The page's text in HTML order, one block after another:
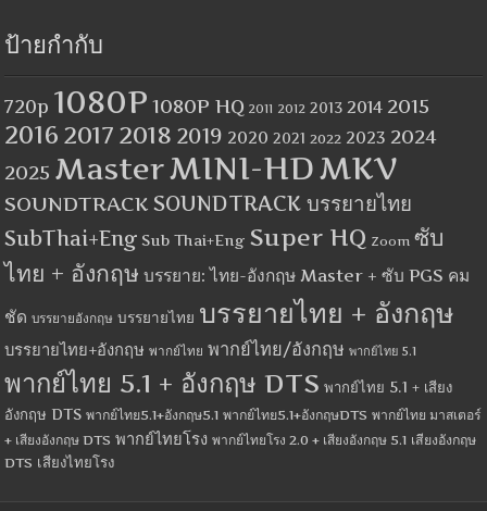
ป้ายกำกับ
720p 1080P 1080P HQ 2011 2012 2013 2014 2015
2016 2017 2018 2019 2020 2021 2022 2023 2024
2025 MasterMINI-HDMKV
SOUNDTRACK SOUNDTRACK บรรยายไทย
SubThai+Eng Sub Thai+Eng Super HQ Zoom ซับ
ไทย + อังกฤษ บรรยาย: ไทย-อังกฤษ Master + ซับ PGS คม
ชัด บรรยายอังกฤษ บรรยายไทย บรรยายไทย + อังกฤษ
บรรยายไทย+อังกฤษ พากย์ไทย พากย์ไทย/อังกฤษ พากย์ไทย 5.1
พากย์ไทย 5.1 + อังกฤษ DTS พากย์ไทย 5.1 + เสียง
อังกฤษ DTS พากย์ไทย5.1+อังกฤษ5.1 พากย์ไทย5.1+อังกฤษDTS พากย์ไทย มาสเตอร์
+ เสียงอังกฤษ DTS พากย์ไทยโรง พากย์ไทยโรง 2.0 + เสียงอังกฤษ 5.1 เสียงอังกฤษ
DTS เสียงไทยโรง